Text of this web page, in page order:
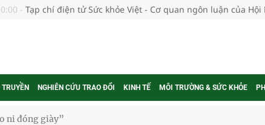
- Tạp chí điện tử Sức khỏe Việt - Cơ quan ngôn luận của Hội
NGHIÊN CỨU TRAO ĐỔI KINH TẾ MÔI TRƯỜNG & SỨC KHỎE
ni đóng giày”